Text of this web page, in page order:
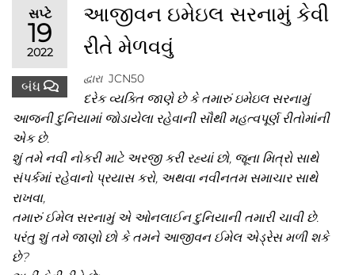
સપ્ટે
19
2022
બંધ
આજીવન ઇમેઇલ સરનામું કેવી
રીતે મેળવવું
દ્વારા JCN50
દરેક વ્યક્તિ જાણે છે કે તમારું ઇમેઇલ સરનામું
આજની દુનિયામાં જોડાયેલા રહેવાની સૌથી મહત્વપૂર્ણ રીતોમાંની
એક છે.
શું તમે નવી નોકરી માટે અરજી કરી રહ્યાં છો, જૂના મિત્રો સાથે
સંપર્કમાં રહેવાનો પ્રયાસ કરો, અથવા નવીનતમ સમાચાર સાથે
રાખવા,
તમારું ઈમેલ સરનામું એ ઓનલાઈન દુનિયાની તમારી ચાવી છે.
પરંતુ શું તમે જાણો છો કે તમને આજીવન ઈમેલ એડ્રેસ મળી શકે
છે?